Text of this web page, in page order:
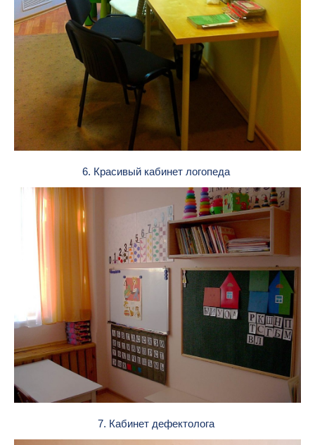
6. Красивый кабинет логопеда
7. Кабинет дефектолога